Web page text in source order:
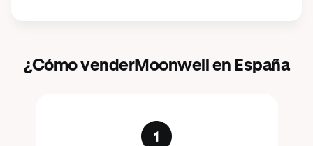
¿Cómo venderMoonwell en España